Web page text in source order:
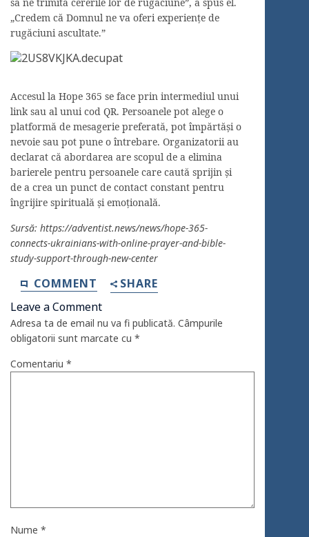
„Credem că Domnul ne va oferi experiențe de
rugăciuni ascultate.”
Accesul la Hope 365 se face prin intermediul unui
link sau al unui cod QR. Persoanele pot alege o
platformă de mesagerie preferată, pot împărtăși o
nevoie sau pot pune o întrebare. Organizatorii au
declarat că abordarea are scopul de a elimina
barierele pentru persoanele care caută sprijin și
de a crea un punct de contact constant pentru
îngrijire spirituală și emoțională.
Sursă: https://adventist.news/news/hope-365-
connects-ukrainians-with-online-prayer-and-bible-
study-support-through-new-center
COMMENT
SHARE
Leave a Comment
Adresa ta de email nu va fi publicată. Câmpurile
obligatorii sunt marcate cu *
Comentariu *
Nume *